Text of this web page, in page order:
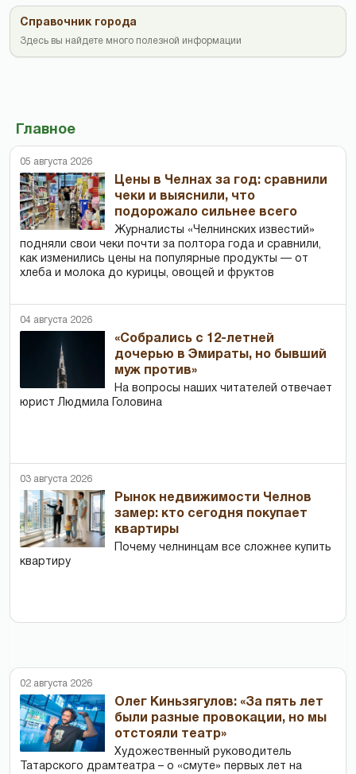
Справочник города
Здесь вы найдете много полезной информации
Главное
05 августа 2026
Цены в Челнах за год: сравнили
чеки и выяснили, что
подорожало сильнее всего
Журналисты «Челнинских известий»
подняли свои чеки почти за полтора года и сравнили,
как изменились цены на популярные продукты — от
хлеба и молока до курицы, овощей и фруктов
04 августа 2026
«Собрались с 12-летней
дочерью в Эмираты, но бывший
муж против»
На вопросы наших читателей отвечает
юрист Людмила Головина
03 августа 2026
Рынок недвижимости Челнов
замер: кто сегодня покупает
квартиры
Почему челнинцам все сложнее купить
квартиру
02 августа 2026
Олег Киньзягулов: «За пять лет
были разные провокации, но мы
отстояли театр»
Художественный руководитель
Татарского драмтеатра – о «смуте» первых лет на